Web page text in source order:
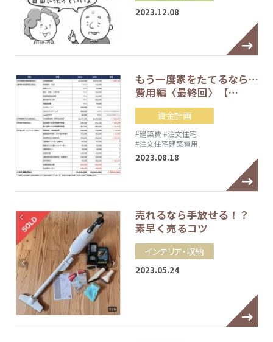
2023.12.08
もう一度家をたてるなら…
費用編〈最終回〉【…
資金計画
#建築費 #注文住宅
#注文住宅建築費用
2023.08.18
売れるなら手放せる！？
素早く売るコツ
インテリア・収納
2023.05.24